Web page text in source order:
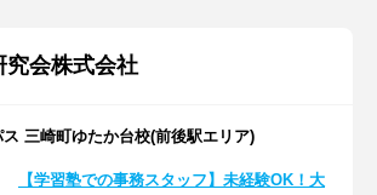
究会株式会社
三崎町ゆたか台校(前後駅エリア)
【学習塾での事務スタッフ】未経験OK！大